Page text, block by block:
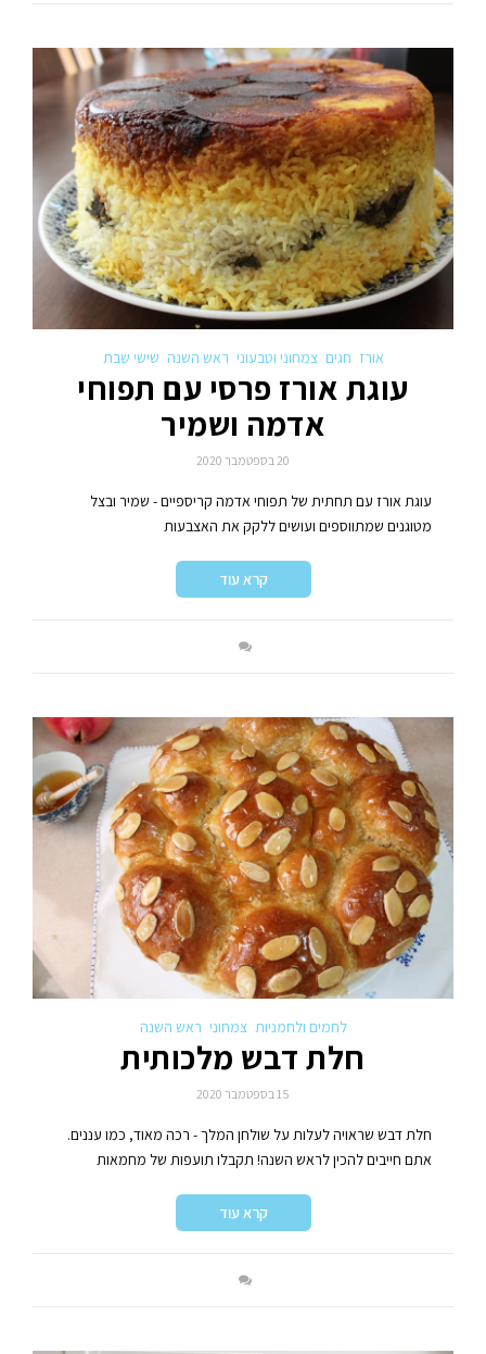
אורז חגים צמחוני וטבעוני ראש השנה שישי שבת
עוגת אורז פרסי עם תפוחי
אדמה ושמיר
20 בספטמבר 2020
עוגת אורז עם תחתית של תפוחי אדמה קריספיים - שמיר ובצל
מטוגנים שמתווספים ועושים ללקק את האצבעות
קרא עוד
לחמים ולחמניות צמחוני ראש השנה
חלת דבש מלכותית
15 בספטמבר 2020
חלת דבש שראויה לעלות על שולחן המלך - רכה מאוד, כמו עננים.
אתם חייבים להכין לראש השנה! תקבלו תועפות של מחמאות
קרא עוד